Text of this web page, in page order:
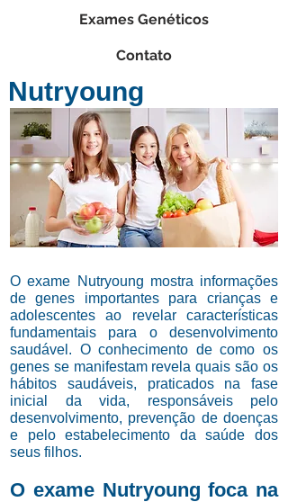
Exames Genéticos
Contato
Nutryoung
O exame Nutryoung mostra informações
de genes importantes para crianças e
adolescentes ao revelar características
fundamentais para o desenvolvimento
saudável. O conhecimento de como os
genes se manifestam revela quais são os
hábitos saudáveis, praticados na fase
inicial da vida, responsáveis pelo
desenvolvimento, prevenção de doenças
e pelo estabelecimento da saúde dos
seus filhos.
O exame Nutryoung foca na